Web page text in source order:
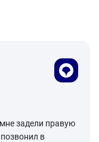
задели правую
в